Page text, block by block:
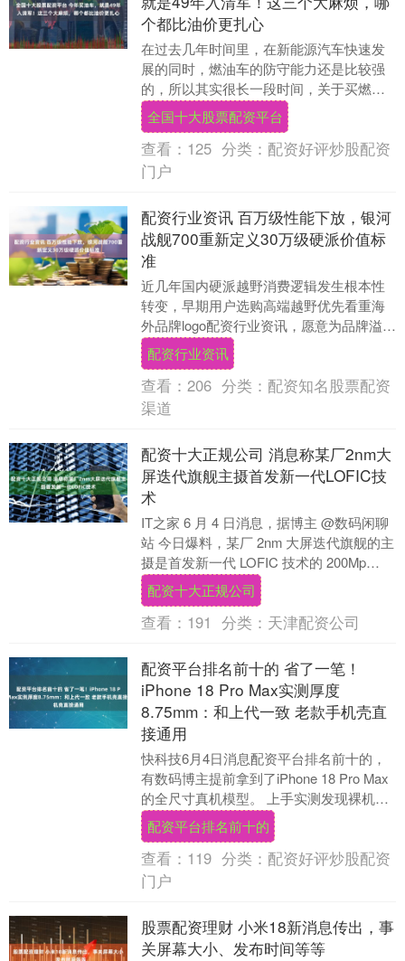
个都比油价更扎心
在过去几年时间里，在新能源汽车快速发
展的同时，燃油车的防守能力还是比较强
的，所以其实很长一段时间，关于买燃油
车还是买新能源汽车这件事上，还是存在
很大的争议，很多....
全国十大股票配资平台
查看： 125 分类： 配资好评炒股配资
门户
配资行业资讯 百万级性能下放，银河
战舰700重新定义30万级硬派价值标
准
近几年国内硬派越野消费逻辑发生根本性
转变，早期用户选购高端越野优先看重海
外品牌logo配资行业资讯，愿意为品牌溢价
支付高额购车成本；如今消费者购车更加
理性，不再....
配资行业资讯
查看： 206 分类： 配资知名股票配资
渠道
配资十大正规公司 消息称某厂2nm大
屏迭代旗舰主摄首发新一代LOFIC技
术
IT之家 6 月 4 日消息，据博主 @数码闲聊
站 今日爆料，某厂 2nm 大屏迭代旗舰的主
摄是首发新一代 LOFIC 技术的 200Mp
1/1.28\"配资....
配资十大正规公司
查看： 191 分类： 天津配资公司
配资平台排名前十的 省了一笔！
iPhone 18 Pro Max实测厚度
8.75mm：和上代一致 老款手机壳直
接通用
快科技6月4日消息配资平台排名前十的，
有数码博主提前拿到了iPhone 18 Pro Max
的全尺寸真机模型。 上手实测发现裸机厚
度为8.75mm，和上代iPh....
配资平台排名前十的
查看： 119 分类： 配资好评炒股配资
门户
股票配资理财 小米18新消息传出，事
关屏幕大小、发布时间等等